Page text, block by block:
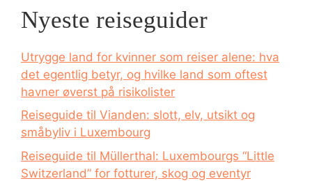
Nyeste reiseguider
Utrygge land for kvinner som reiser alene: hva
det egentlig betyr, og hvilke land som oftest
havner øverst på risikolister
Reiseguide til Vianden: slott, elv, utsikt og
småbyliv i Luxembourg
Reiseguide til Müllerthal: Luxembourgs “Little
Switzerland” for fotturer, skog og eventyr